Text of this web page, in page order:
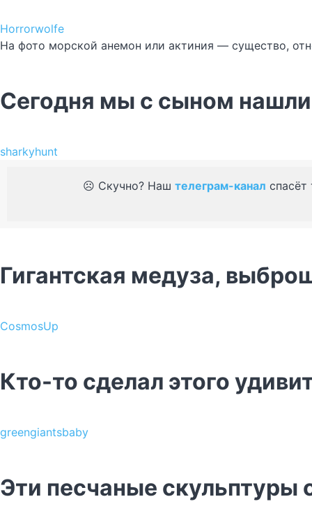
Horrorwolfe
На фото морской анемон или актиния — существо,
Сегодня мы с сыном нашли
sharkyhunt
☹️ Скучно? Наш телеграм-канал
Гигантская медуза,
CosmosUp
Кто-то сделал этого
greengiantsbaby
Эти песчаные